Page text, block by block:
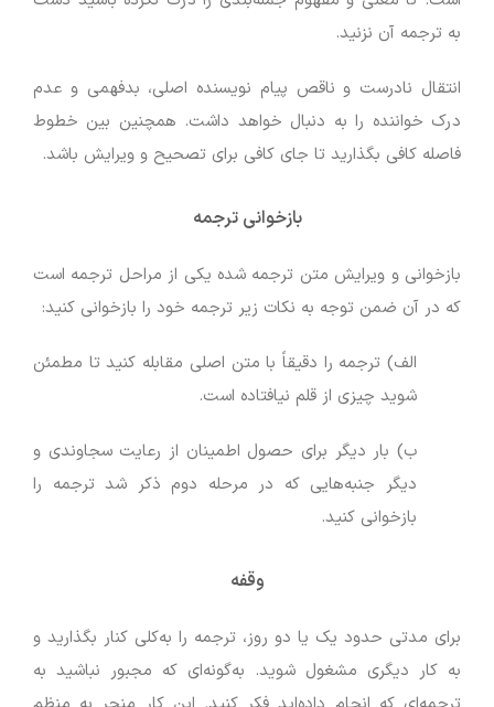
به ترجمه آن نزنید.
انتقال نادرست و ناقص پیام نویسنده اصلی، بدفهمی و عدم
درک خواننده را به دنبال خواهد داشت. همچنین بین خطوط
فاصله کافی بگذارید تا جای کافی برای تصحیح و ویرایش باشد.
بازخوانی ترجمه
بازخوانی و ویرایش متن ترجمه شده یکی از مراحل ترجمه است
که در آن ضمن توجه به نکات زیر ترجمه خود را بازخوانی کنید:
الف) ترجمه را دقیقاً با متن اصلی مقابله کنید تا مطمئن
شوید چیزی از قلم نیافتاده است.
ب) بار دیگر برای حصول اطمینان از رعایت سجاوندی و
دیگر جنبه‌هایی که در مرحله دوم ذکر شد ترجمه را
بازخوانی کنید.
وقفه
برای مدتی حدود یک یا دو روز، ترجمه را به‌کلی کنار بگذارید و
به کار دیگری مشغول شوید. به‌گونه‌ای که مجبور نباشید به